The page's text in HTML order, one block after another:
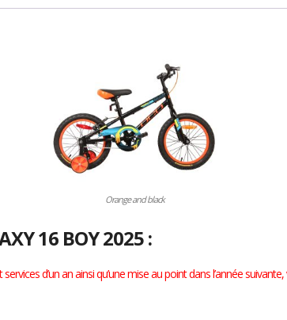
Orange and black
16 BOY 2025 :
d’un an ainsi qu’une mise au point dans l’année